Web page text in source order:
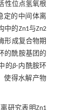
性位点氢氧根
定的中间体离
中的Zn1与Zn2
形成复合物期
的酰胺基团的
的β⁃内酰胺环
使得水解产物
研究表明Zn1